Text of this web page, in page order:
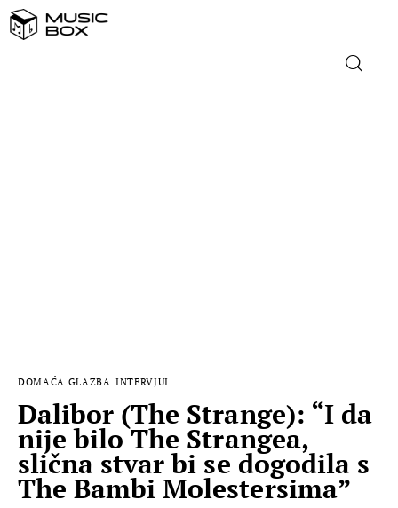
DOMAĆA GLAZBA INTERVJUI
Dalibor (The Strange): “I da
nije bilo The Strangea,
slična stvar bi se dogodila s
The Bambi Molestersima”